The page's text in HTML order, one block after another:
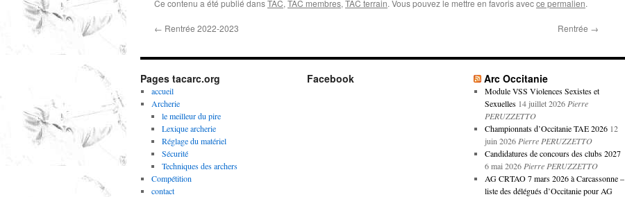
Ce contenu a été publié dansTAC, TAC membres, TAC terrain. Vous pouvez le mettre en favoris avecce permalien.
← Rentrée 2022-2023 Rentrée →
Pages tacarc.org
accueil
Archerie
le meilleur du pire
Lexique archerie
Réglage du matériel
Sécurité
Techniques des archers
Compétition
contact
Facebook Arc Occitanie
Module VSS Violences Sexistes et
Sexuelles 14 juillet 2026 Pierre
PERUZZETTO
Championnats d’Occitanie TAE 2026 12
juin 2026 Pierre PERUZZETTO
Candidatures de concours des clubs 2027
6 mai 2026 Pierre PERUZZETTO
AG CRTAO 7 mars 2026 à Carcassonne –
liste des délégués d’Occitanie pour AG